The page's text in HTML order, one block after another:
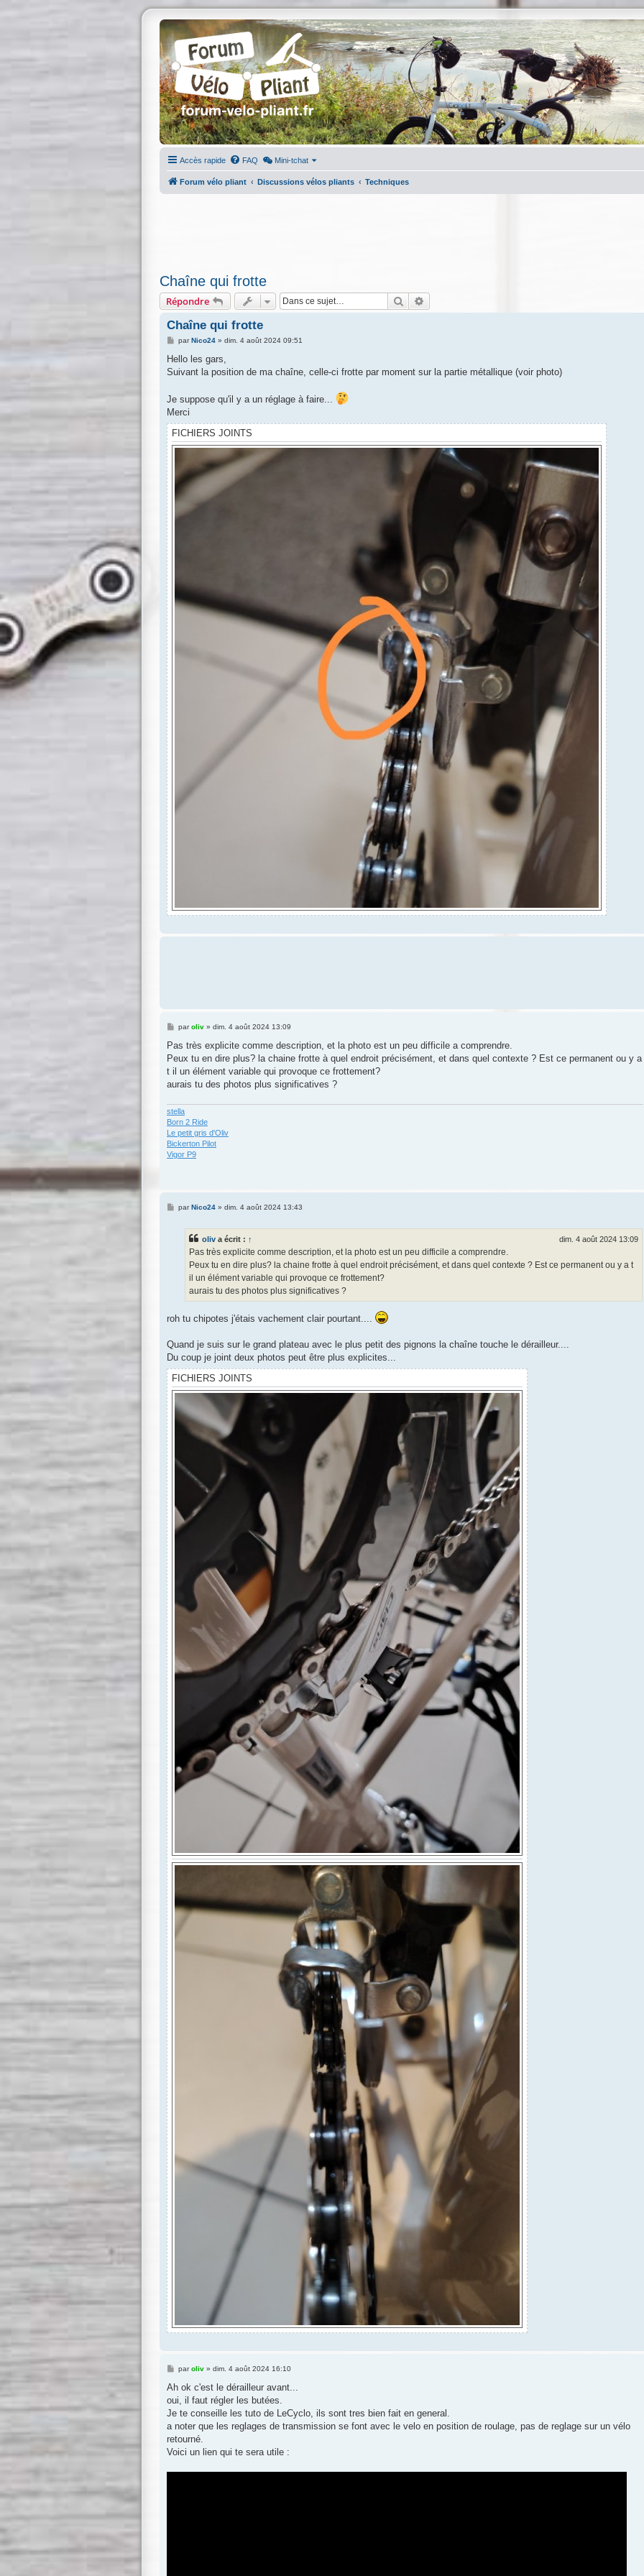
Accès rapide FAQ Mini-tchat
Forum vélo pliant Discussions vélos pliants Techniques
Chaîne qui frotte
Répondre Rechercher
Chaîne qui frotte
M
s
a
parNico24» dim. 4 août 2024 09:51
Hello les gars,
Suivant la position de ma chaîne, celle-ci frotte par moment sur la partie métallique (voir photo)
Je suppose qu'il y a un réglage à faire...
Merci
FICHIERS JOINTS
M
s
a
g
paroliv» dim. 4 août 2024 13:09
Pas très explicite comme description, et la photo est un peu difficile a comprendre.
Peux tu en dire plus? la chaine frotte à quel endroit précisément, et dans quel contexte ? Est ce permanent ou y a
t il un élément variable qui provoque ce frottement?
aurais tu des photos plus significatives ?
stella
Born 2 Ride
Le petit gris d'Oliv
Bickerton Pilot
Vigor P9
MparNico24» dim. 4 août 2024 13:43
oliv a écrit : ↑ dim. 4 août 2024 13:09
Pas très explicite comme description, et la photo est un peu difficile a comprendre.
Peux tu en dire plus? la chaine frotte à quel endroit précisément, et dans quel contexte ? Est ce permanent ou y a t
il un élément variable qui provoque ce frottement?
aurais tu des photos plus significatives ?
roh tu chipotes j'étais vachement clair pourtant....
Quand je suis sur le grand plateau avec le plus petit des pignons la chaîne touche le dérailleur....
Du coup je joint deux photos peut être plus explicites...
FICHIERS JOINTS
M
s
a
g
paroliv» dim. 4 août 2024 16:10
Ah ok c'est le dérailleur avant...
oui, il faut régler les butées.
Je te conseille les tuto de LeCyclo, ils sont tres bien fait en general.
a noter que les reglages de transmission se font avec le velo en position de roulage, pas de reglage sur un vélo
retourné.
Voici un lien qui te sera utile :